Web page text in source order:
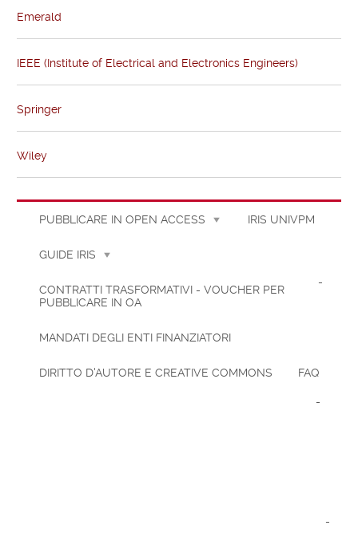
Emerald
IEEE (Institute of Electrical and Electronics Engineers)
Springer
Wiley
PUBBLICARE IN OPEN ACCESS IRIS UNIVPM
GUIDE IRIS
CONTRATTI TRASFORMATIVI - VOUCHER PER
PUBBLICARE IN OA
MANDATI DEGLI ENTI FINANZIATORI
DIRITTO D'AUTORE E CREATIVE COMMONS FAQ